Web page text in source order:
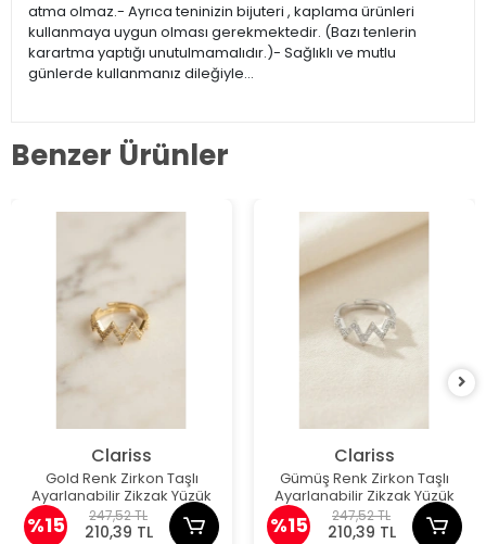
atma olmaz.- Ayrıca teninizin bijuteri , kaplama ürünleri
kullanmaya uygun olması gerekmektedir. (Bazı tenlerin
karartma yaptığı unutulmamalıdır.)- Sağlıklı ve mutlu
günlerde kullanmanız dileğiyle…
Benzer Ürünler
Clariss
Gold Renk Zirkon Taşlı
Ayarlanabilir Zikzak Yüzük
%15 247,52 TL
210,39 TL
Clariss
Gümüş Renk Zirkon Taşlı
Ayarlanabilir Zikzak Yüzük
%15 247,52 TL
210,39 TL